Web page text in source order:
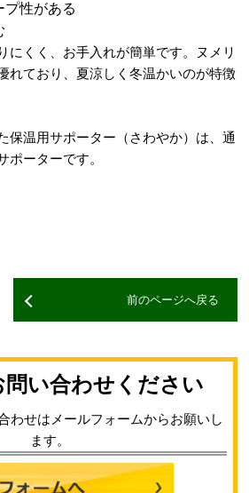
プ性がある
にくく、お手入れが簡単です。ヌメリ
れており、夏涼しく冬温かいのが特徴
保温用サポーター（さわやか）は、通
ポーターです。
前のページへ戻る
問い合わせください
わせはメールフォームからお願いし
ます。